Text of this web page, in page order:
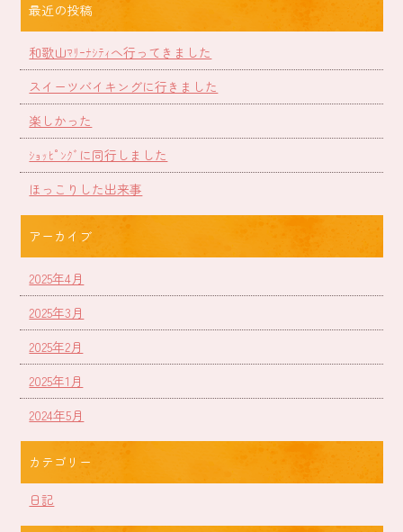
最近の投稿
和歌山ﾏﾘｰﾅｼﾃｨへ行ってきました
スイーツバイキングに行きました
楽しかった
ｼｮｯﾋﾟﾝｸﾞに同行しました
ほっこりした出来事
アーカイブ
2025年4月
2025年3月
2025年2月
2025年1月
2024年5月
カテゴリー
日記